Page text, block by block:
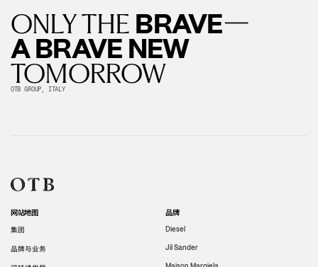
ONLY THE BRAVE—
A BRAVE NEW
TOMORROW
OTB GROUP, ITALY
网站地图
集团
品牌与业务
品牌
Diesel
Jil Sander